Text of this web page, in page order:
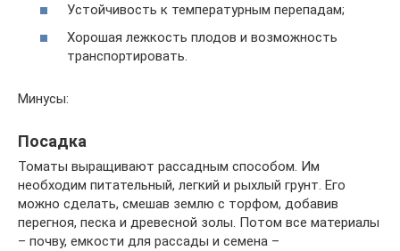
Устойчивость к температурным перепадам;
Хорошая лежкость плодов и возможность
транспортировать.
Минусы:
Посадка
Томаты выращивают рассадным способом. Им
необходим питательный, легкий и рыхлый грунт. Его
можно сделать, смешав землю с торфом, добавив
перегноя, песка и древесной золы. Потом все материалы
– почву, емкости для рассады и семена –